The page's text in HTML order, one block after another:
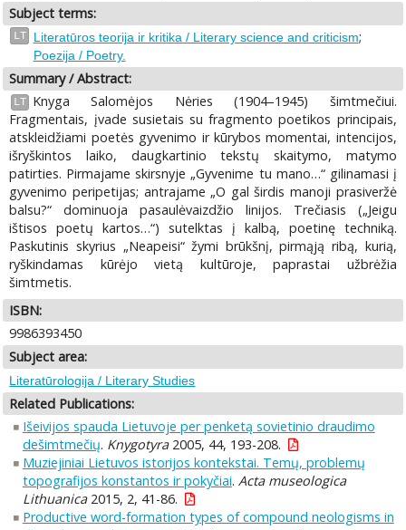
Subject terms:
LT Literatūros teorija ir kritika / Literary science and criticism;
Poezija / Poetry.
Summary / Abstract:
LT
Knyga Salomėjos Nėries (1904–1945) šimtmečiui.
Fragmentais, įvade susietais su fragmento poetikos principais,
atskleidžiami poetės gyvenimo ir kūrybos momentai, intencijos,
išryškintos laiko, daugkartinio tekstų skaitymo, matymo
patirties. Pirmajame skirsnyje „Gyvenime tu mano…“ gilinamasi į
gyvenimo peripetijas; antrajame „O gal širdis manoji prasiveržė
balsu?“ dominuoja pasaulėvaizdžio linijos. Trečiasis („Jeigu
ištisos poetų kartos…“) sutelktas į kalbą, poetinę techniką.
Paskutinis skyrius „Neapeisi“ žymi brūkšnį, pirmąją ribą, kurią,
ryškindamas kūrėjo vietą kultūroje, paprastai užbrėžia
šimtmetis.
ISBN:
9986393450
Subject area:
Literatūrologija / Literary Studies
Related Publications:
Išeivijos spauda Lietuvoje per penketą sovietinio draudimo
dešimtmečių. Knygotyra2005, 44, 193-208.
Muziejiniai Lietuvos istorijos kontekstai. Temų, problemų
topografijos konstantos ir pokyčiai. Acta museologica
Lithuanica2015, 2, 41-86.
Productive word-formation types of compound neologisms in